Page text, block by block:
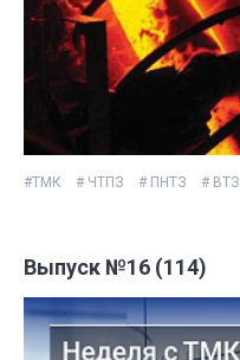
#ТМК # ЧТПЗ # ПНТЗ # ВТЗ
Выпуск №16 (114)